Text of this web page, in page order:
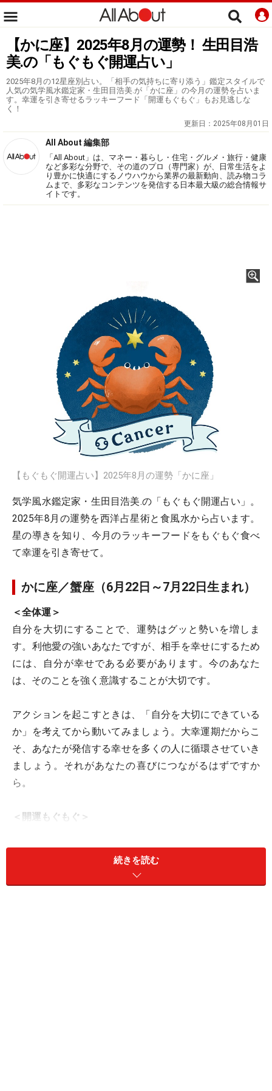
【かに座】2025年8月の運勢！ 生田目浩
美.の「もぐもぐ開運占い」
2025年8月の12星座別占い。「相手の気持ちに寄り添う」鑑定スタイルで
人気の気学風水鑑定家・生田目浩美.が「かに座」の今月の運勢を占いま
す。幸運を引き寄せるラッキーフード「開運もぐもぐ」もお見逃しな
く！
更新日： 2025年08月01日
All About 編集部
「All About」は、マネー・暮らし・住宅・グルメ・旅行・健康
など多彩な分野で、その道のプロ（専門家）が、日常生活をよ
り豊かに快適にするノウハウから業界の最新動向、読み物コラ
ムまで、多彩なコンテンツを発信する日本最大級の総合情報サ
イトです。
【もぐもぐ開運占い】2025年8月の運勢「かに座」
気学風水鑑定家・生田目浩美.の「もぐもぐ開運占い」。
2025年8月の運勢を西洋占星術と食風水から占います。
星の導きを知り、今月のラッキーフードをもぐもぐ食べ
て幸運を引き寄せて。
かに座／蟹座（6月22日～7月22日生まれ）
＜全体運＞
自分を大切にすることで、運勢はグッと勢いを増しま
す。利他愛の強いあなたですが、相手を幸せにするため
には、自分が幸せである必要があります。今のあなた
は、そのことを強く意識することが大切です。
アクションを起こすときは、「自分を大切にできている
か」を考えてから動いてみましょう。大幸運期だからこ
そ、あなたが発信する幸せを多くの人に循環させていき
ましょう。それがあなたの喜びにつながるはずですか
ら。
＜開運もぐもぐ＞
のです。そんなときは、“土のパワー”を取り入れて、自
分をいたわる感覚をしっかり育てていきましょう。
続きを読む